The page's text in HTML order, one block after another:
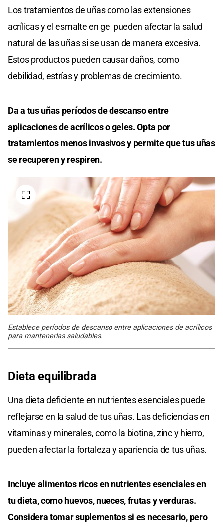
Los tratamientos de uñas como las extensiones
acrílicas y el esmalte en gel pueden afectar la salud
natural de las uñas si se usan de manera excesiva.
Estos productos pueden causar daños, como
debilidad, estrías y problemas de crecimiento.
Da a tus uñas períodos de descanso entre
aplicaciones de acrílicos o geles. Opta por
tratamientos menos invasivos y permite que tus uñas
se recuperen y respiren.
Establece períodos de descanso entre aplicaciones de acrílicos
para mantenerlas saludables.
Dieta equilibrada
Una dieta deficiente en nutrientes esenciales puede
reflejarse en la salud de tus uñas. Las deficiencias en
vitaminas y minerales, como la biotina, zinc y hierro,
pueden afectar la fortaleza y apariencia de tus uñas.
Incluye alimentos ricos en nutrientes esenciales en
tu dieta, como huevos, nueces, frutas y verduras.
Considera tomar suplementos si es necesario, pero